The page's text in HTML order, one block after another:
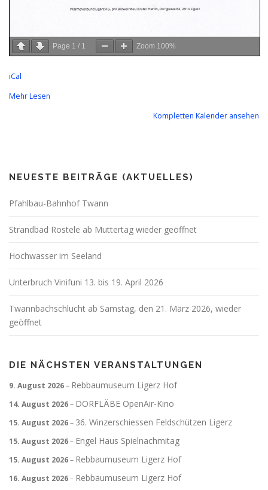
Page 1 / 1 Zoom 100%
iCal
Mehr Lesen
Kompletten Kalender ansehen
NEUESTE BEITRÄGE (AKTUELLES)
Pfahlbau-Bahnhof Twann
Strandbad Rostele ab Muttertag wieder geöffnet
Hochwasser im Seeland
Unterbruch Vinifuni 13. bis 19. April 2026
Twannbachschlucht ab Samstag, den 21. März 2026, wieder
geöffnet
DIE NÄCHSTEN VERANSTALTUNGEN
9. August 2026– Rebbaumuseum Ligerz Hof
14. August 2026– DORFLÄBE OpenAir-Kino
15. August 2026– 36. Winzerschiessen Feldschützen Ligerz
15. August 2026– Engel Haus Spielnachmitag
15. August 2026– Rebbaumuseum Ligerz Hof
16. August 2026– Rebbaumuseum Ligerz Hof